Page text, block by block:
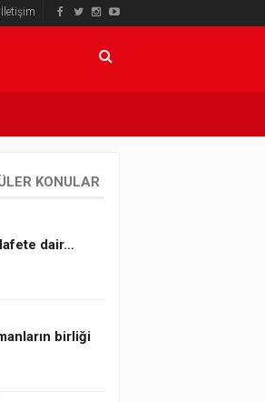
İletişim
KONULAR
dair…
birliği